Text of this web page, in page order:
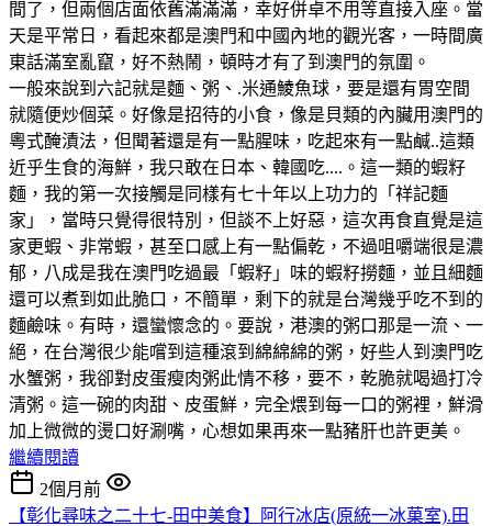
間了，但兩個店面依舊滿滿滿，幸好併卓不用等直接入座。當
天是平常日，看起來都是澳門和中國內地的觀光客，一時間廣
東話滿室亂竄，好不熱鬧，頓時才有了到澳門的氛圍。
一般來說到六記就是麵、粥、.米通鯪魚球，要是還有胃空間
就隨便炒個菜。好像是招待的小食，像是貝類的內臟用澳門的
粵式醃漬法，但聞著還是有一點腥味，吃起來有一點鹹..這類
近乎生食的海鮮，我只敢在日本、韓國吃....。這一類的蝦籽
麵，我的第一次接觸是同樣有七十年以上功力的「祥記麵
家」，當時只覺得很特別，但談不上好惡，這次再食直覺是這
家更蝦、非常蝦，甚至口感上有一點偏乾，不過咀嚼端很是濃
郁，八成是我在澳門吃過最「蝦籽」味的蝦籽撈麵，並且細麵
還可以煮到如此脆口，不簡單，剩下的就是台灣幾乎吃不到的
麵鹼味。有時，還蠻懷念的。要說，港澳的粥口那是一流、一
絕，在台灣很少能嚐到這種滾到綿綿綿的粥，好些人到澳門吃
水蟹粥，我卻對皮蛋瘦肉粥此情不移，要不，乾脆就喝過打冷
清粥。這一碗的肉甜、皮蛋鮮，完全煨到每一口的粥裡，鮮滑
加上微微的燙口好涮嘴，心想如果再來一點豬肝也許更美。
繼續閱讀
2個月前
【彰化尋味之二十七-田中美食】阿行冰店(原統一冰菓室).田